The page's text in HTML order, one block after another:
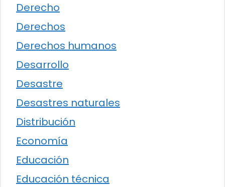
Derecho
Derechos
Derechos humanos
Desarrollo
Desastre
Desastres naturales
Distribución
Economía
Educación
Educación técnica